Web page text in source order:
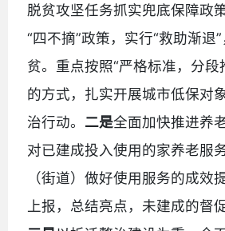
脱贫攻坚任务抓实兜底保障政
“四不摘”政策，实行“救助渐退
贫。重点按照“严格标准，分段
的方式，扎实开展城市低保对
治行动。 二是全面加快推进养
对已建成投入使用的家养老服
（街道）做好使用服务的成效
上报，总结亮点，未建成的督